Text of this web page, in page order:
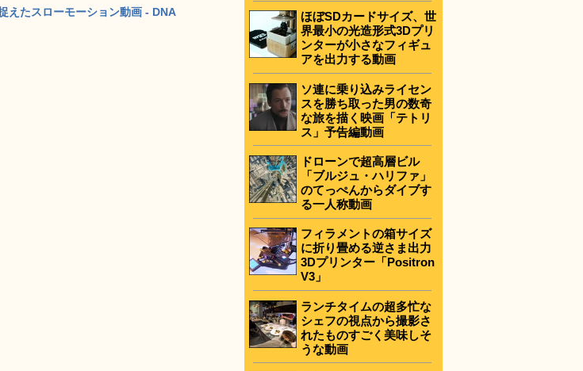
えたスローモーション動画 - DNA
ほぼSDカードサイズ、世
界最小の光造形式3Dプリ
ンターが小さなフィギュ
アを出力する動画
ソ連に乗り込みライセン
スを勝ち取った男の数奇
な旅を描く映画「テトリ
ス」予告編動画
ドローンで超高層ビル
「ブルジュ・ハリファ」
のてっぺんからダイブす
る一人称動画
フィラメントの箱サイズ
に折り畳める逆さま出力
3Dプリンター「Positron
V3」
ランチタイムの超多忙な
シェフの視点から撮影さ
れたものすごく美味しそ
うな動画